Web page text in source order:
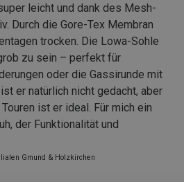
leicht und dank des Mesh-
Durch die Gore-Tex Membran
trocken. Die Lowa-Sohle
zu sein – perfekt für
oder die Gassirunde mit
er natürlich nicht gedacht, aber
ist er ideal. Für mich ein
der Funktionalität und
Gmund & Holzkirchen